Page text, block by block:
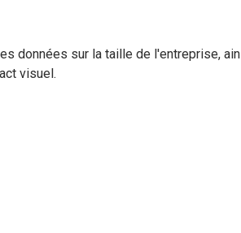
données sur la taille de l'entreprise,
visuel.